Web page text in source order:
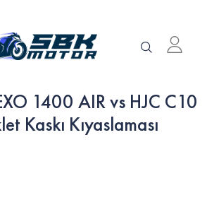
1400 AIR vs HJC C10
Kaskı Kıyaslaması